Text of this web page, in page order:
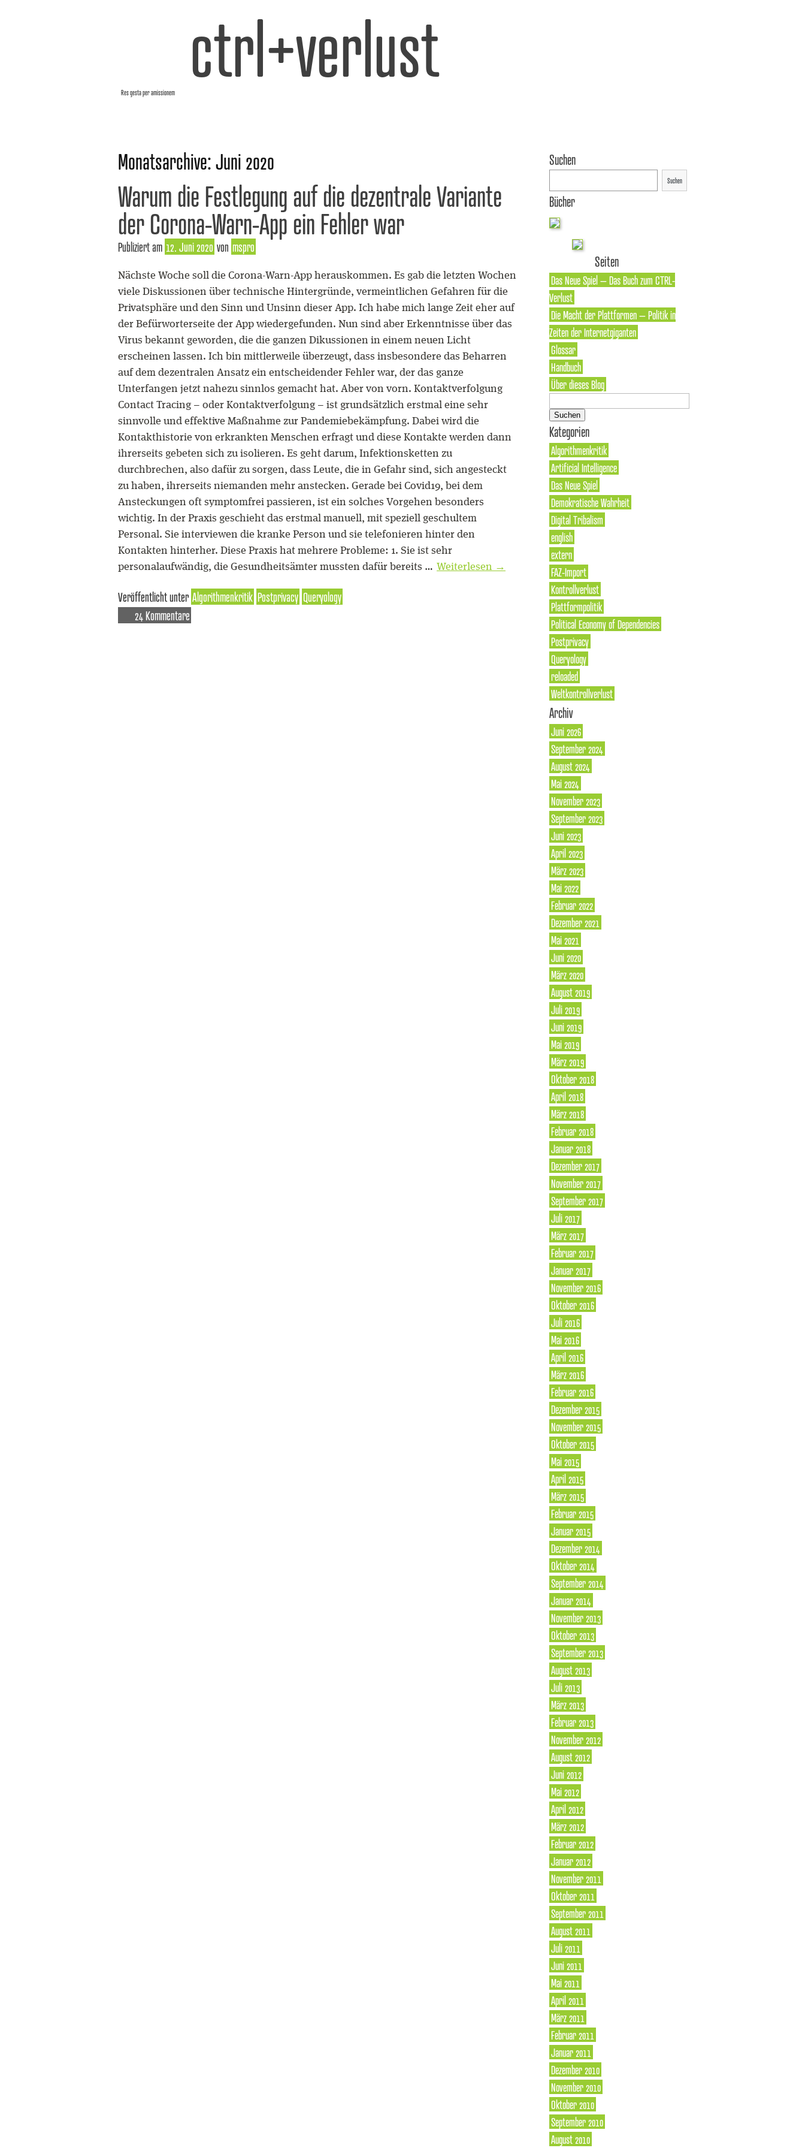
ctrl+verlust
Res gesta per amissionem
Monatsarchive:Juni 2020
Warum die Festlegung auf die dezentrale Variante
der Corona-Warn-App ein Fehler war
Publiziert am 12. Juni 2020 von mspro
Nächste Woche soll die Corona-Warn-App herauskommen. Es gab die letzten Wochen
viele Diskussionen über technische Hintergründe, vermeintlichen Gefahren für die
Privatsphäre und den Sinn und Unsinn dieser App. Ich habe mich lange Zeit eher auf
der Befürworterseite der App wiedergefunden. Nun sind aber Erkenntnisse über das
Virus bekannt geworden, die die ganzen Dikussionen in einem neuen Licht
erscheinen lassen. Ich bin mittlerweile überzeugt, dass insbesondere das Beharren
auf dem dezentralen Ansatz ein entscheidender Fehler war, der das ganze
Unterfangen jetzt nahezu sinnlos gemacht hat. Aber von vorn. Kontaktverfolgung
Contact Tracing – oder Kontaktverfolgung – ist grundsätzlich erstmal eine sehr
sinnvolle und effektive Maßnahme zur Pandemiebekämpfung. Dabei wird die
Kontakthistorie von erkrankten Menschen erfragt und diese Kontakte werden dann
ihrerseits gebeten sich zu isolieren. Es geht darum, Infektionsketten zu
durchbrechen, also dafür zu sorgen, dass Leute, die in Gefahr sind, sich angesteckt
zu haben, ihrerseits niemanden mehr anstecken. Gerade bei Covid19, bei dem
Ansteckungen oft symptomfrei passieren, ist ein solches Vorgehen besonders
wichtig. In der Praxis geschieht das erstmal manuell, mit speziell geschultem
Personal. Sie interviewen die kranke Person und sie telefonieren hinter den
Kontakten hinterher. Diese Praxis hat mehrere Probleme: 1. Sie ist sehr
personalaufwändig, die Gesundheitsämter mussten dafür bereits … Weiterlesen →
Veröffentlicht unter Algorithmenkritik Postprivacy Queryology
24 Kommentare
Suchen
Suchen
Bücher
Seiten
Das Neue Spiel – Das Buch zum CTRL-
Verlust
Die Macht der Plattformen – Politik in
Zeiten der Internetgiganten
Glossar
Handbuch
Über dieses Blog
Suchen
nach:
Kategorien
Algorithmenkritik
Artificial Intelligence
Das Neue Spiel
Demokratische Wahrheit
Digital Tribalism
english
extern
FAZ-Import
Kontrollverlust
Plattformpolitik
Political Economy of Dependencies
Postprivacy
Queryology
reloaded
Weltkontrollverlust
Archiv
Juni 2026
September 2024
August 2024
Mai 2024
November 2023
September 2023
Juni 2023
April 2023
März 2023
Mai 2022
Februar 2022
Dezember 2021
Mai 2021
Juni 2020
März 2020
August 2019
Juli 2019
Juni 2019
Mai 2019
März 2019
Oktober 2018
April 2018
März 2018
Februar 2018
Januar 2018
Dezember 2017
November 2017
September 2017
Juli 2017
März 2017
Februar 2017
Januar 2017
November 2016
Oktober 2016
Juli 2016
Mai 2016
April 2016
März 2016
Februar 2016
Dezember 2015
November 2015
Oktober 2015
Mai 2015
April 2015
März 2015
Februar 2015
Januar 2015
Dezember 2014
Oktober 2014
September 2014
Januar 2014
November 2013
Oktober 2013
September 2013
August 2013
Juli 2013
März 2013
Februar 2013
November 2012
August 2012
Juni 2012
Mai 2012
April 2012
März 2012
Februar 2012
Januar 2012
November 2011
Oktober 2011
September 2011
August 2011
Juli 2011
Juni 2011
Mai 2011
April 2011
März 2011
Februar 2011
Januar 2011
Dezember 2010
November 2010
Oktober 2010
September 2010
August 2010